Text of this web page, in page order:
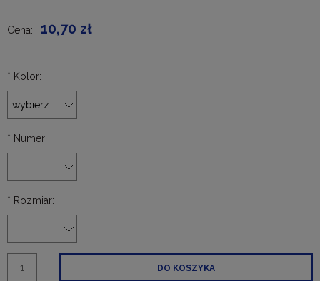
Cena: 10,70 zł
* Kolor:
* Numer:
* Rozmiar:
DO KOSZYKA